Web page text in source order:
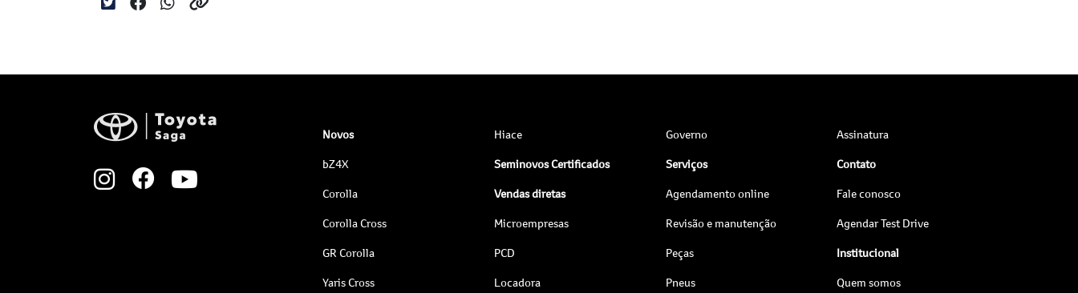
Novos
bZ4X
Corolla
Corolla Cross
GR Corolla
Yaris Cross
Hiace
Seminovos Certificados
Vendas diretas
Microempresas
PCD
Locadora
Governo
Serviços
Agendamento online
Revisão e manutenção
Peças
Pneus
Assinatura
Contato
Fale conosco
Agendar Test Drive
Institucional
Quem somos